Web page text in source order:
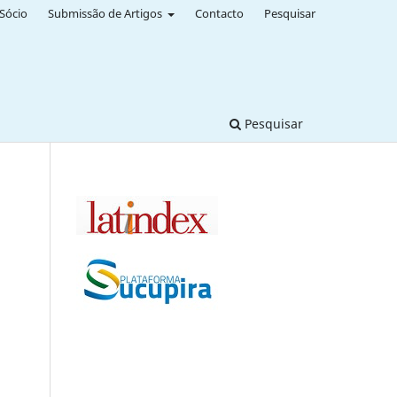
Pesquisar
Submissão de Artigos Contacto Pesquisar